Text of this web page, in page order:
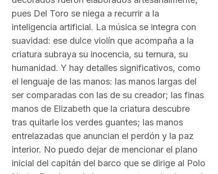
pues Del Toro se niega a recurrir a la
inteligencia artificial. La música se integra con
suavidad: ese dulce violín que acompaña a la
criatura subraya su inocencia, su ternura, su
humanidad. Y hay detalles significativos, como
el lenguaje de las manos: las manos largas del
ser comparadas con las de su creador; las finas
manos de Elizabeth que la criatura descubre
tras quitarle los verdes guantes; las manos
entrelazadas que anuncian el perdón y la paz
interior. No puedo dejar de mencionar el plano
inicial del capitán del barco que se dirige al Polo